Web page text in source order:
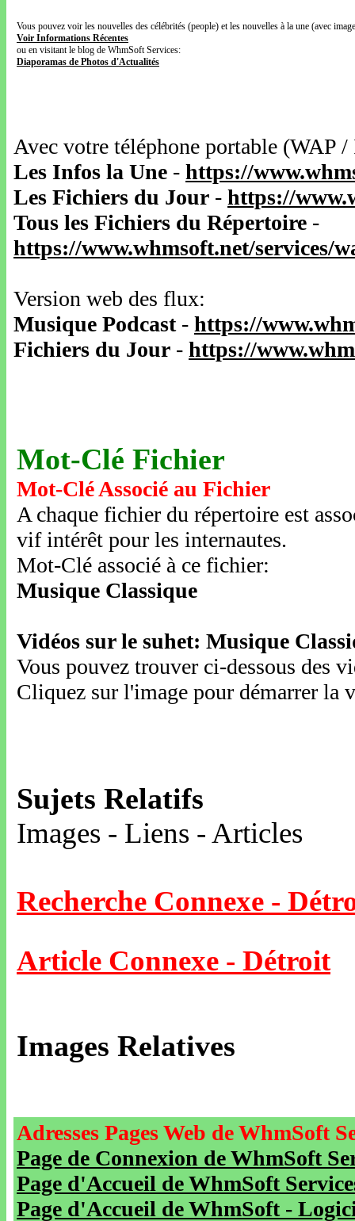
Vous pouvez voir les nouvelles des célébrités (people) et les nouvelles à la une (avec
Voir Informations Récentes
ou en visitant le blog de WhmSoft Services:
Diaporamas de Photos d'Actualités
Avec votre téléphone portable
Les Infos la Une - https://
Les Fichiers du Jour - https://
Tous les Fichiers du Répertoire -
https://www.whmsoft.net/services/
Version web des flux:
Musique Podcast- https://
Fichiers du Jour - https://
Mot-Clé Fichier
Mot-Clé Associé au Fichier
A chaque fichier du répertoire est
vif intérêt pour les internautes.
Mot-Clé associé à ce fichier:
Musique Classique
Vidéos sur le suhet: Musique
Vous pouvez trouver ci-dessous des
Cliquez sur l'image pour démarrer la
Sujets Relatifs
Images - Liens - Articles
Recherche Connexe -
Article Connexe - Détroit
Images Relatives
Adresses Pages Web de WhmSoft
Page de Connexion de WhmSoft
Page d'Accueil de WhmSoft
Page d'Accueil de WhmSoft -